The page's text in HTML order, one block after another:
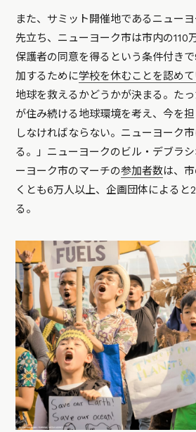
また、サミット開催地であるニュー
先立ち、ニューヨーク市は市内の110
保護者の同意を得るという条件付き
加するために学校を休むことを認めて
地球を救えるかどうかが決まる。た
が住み続ける地球環境を考え、今を
しなければならない。ニューヨーク
る。」ニューヨークのビル・デブラ
ーヨーク市のマーチの参加者数は、
くとも6万人以上、企画団体によると
る。